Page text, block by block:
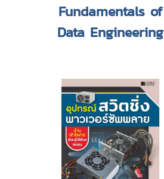
Fundamentals of
Data Engineering